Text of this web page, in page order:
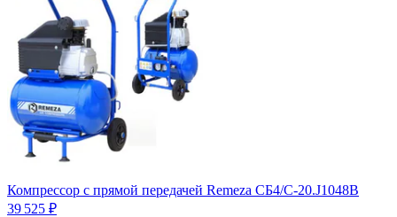
Компрессор с прямой передачей Remeza СБ4/С-20.J1048B
39 525 ₽